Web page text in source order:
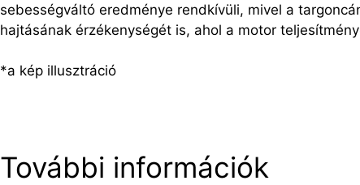
sebességváltó eredménye rendkívüli, mivel a
hajtásának érzékenységét is, ahol a motor
*a kép illusztráció
További információk